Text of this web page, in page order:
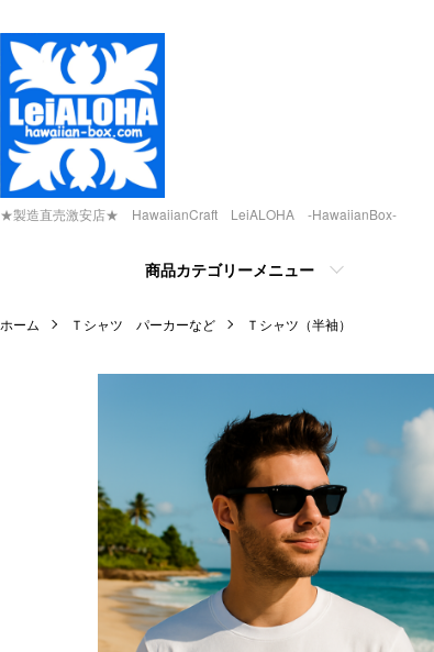
★製造直売激安店★ HawaiianCraft LeiALOHA -HawaiianBox-
商品カテゴリーメニュー
ホーム Ｔシャツ パーカーなど Ｔシャツ（半袖）